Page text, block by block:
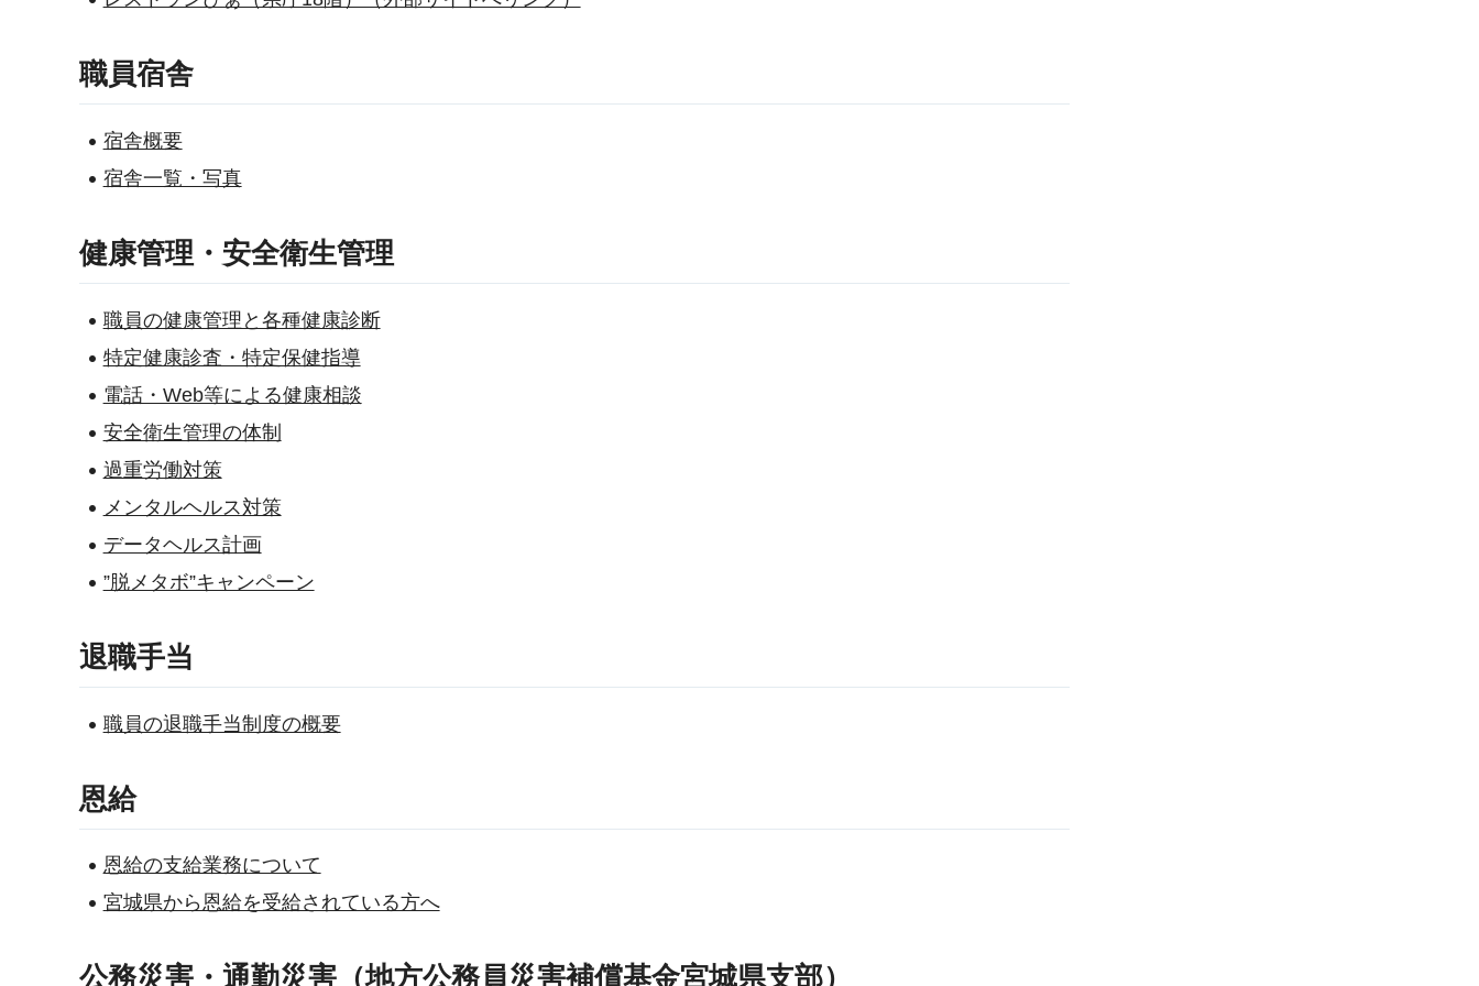
職員宿舎
宿舎概要
宿舎一覧・写真
健康管理・安全衛生管理
職員の健康管理と各種健康診断
特定健康診査・特定保健指導
電話・Web等による健康相談
安全衛生管理の体制
過重労働対策
メンタルヘルス対策
データヘルス計画
”脱メタボ”キャンペーン
退職手当
職員の退職手当制度の概要
恩給
恩給の支給業務について
宮城県から恩給を受給されている方へ
公務災害・通勤災害（地方公務員災害補償基金宮城県支部）